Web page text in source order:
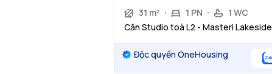
31 m²
1 PN
1 WC
Căn Studio toà L2 - Masteri Lakeside
Độc quyền OneHousing